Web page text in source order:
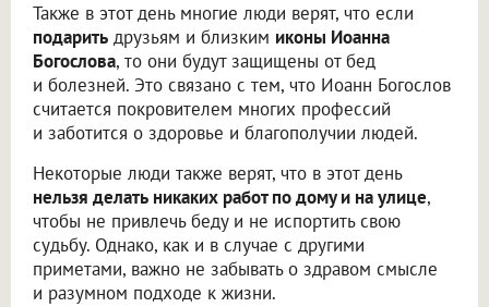
Также в этот день многие люди верят, что если
подарить друзьям и близким иконы Иоанна
Богослова, то они будут защищены от бед
и болезней. Это связано с тем, что Иоанн Богослов
считается покровителем многих профессий
и заботится о здоровье и благополучии людей.
Некоторые люди также верят, что в этот день
нельзя делать никаких работ по дому и на улице,
чтобы не привлечь беду и не испортить свою
судьбу. Однако, как и в случае с другими
приметами, важно не забывать о здравом смысле
и разумном подходе к жизни.